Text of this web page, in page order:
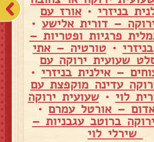
בניזרי •אורז עם
– דורית אלישע•
פרגיות ופטריות –
• טורטיה – אתי
שעועית ירוקה עם
– אילנית בניזרי •
עדינה מוקפצת עם
לוי •שעועית ירוקה
– אורטל עמרם •
ברוטב עגבניות –
שירלי לוי